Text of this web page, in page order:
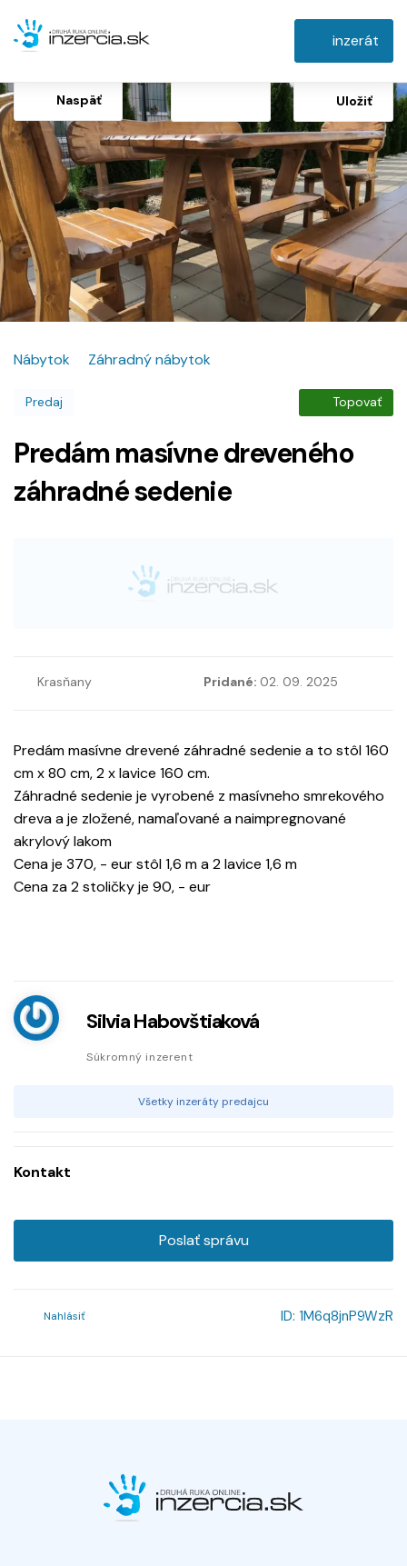
inzerát
Naspäť Uložiť
Nábytok Záhradný nábytok
Predaj Topovať
Predám masívne dreveného
záhradné sedenie
Krasňany Pridané: 02. 09. 2025
Predám masívne drevené záhradné sedenie a to stôl 160
cm x 80 cm, 2 x lavice 160 cm.
Záhradné sedenie je vyrobené z masívneho smrekového
dreva a je zložené, namaľované a naimpregnované
akrylový lakom
Cena je 370, - eur stôl 1,6 m a 2 lavice 1,6 m
Cena za 2 stoličky je 90, - eur
Silvia Habovštiaková
Súkromný inzerent
Všetky inzeráty predajcu
Kontakt
Poslať správu
Nahlásiť ID: 1M6q8jnP9WzR